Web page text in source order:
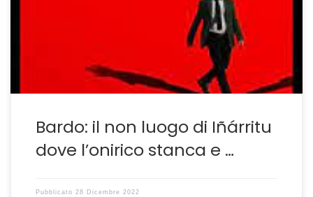
innegabile maestria scenica ma con una sceneggiatura
che appare confusa, sfuggente, non dando mai allo
spettatore l’impressione di essere dentro a una storia.
Bardo: il non luogo di Iñárritu
dove l’onirico stanca e …
Pubblicato 28 Dicembre 2022